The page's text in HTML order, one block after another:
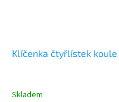
Klíčenka čtyřlístek koule
Skladem